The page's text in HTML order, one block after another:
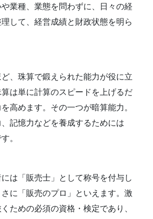
業種、業態を問わずに、日々の経
して、経営成績と財政状態を明ら
、珠算で鍛えられた能力が役に立
は単に計算のスピードを上げるだ
高めます。その一つが暗算能力。
記憶力などを養成するためには
。
は「販売士」として称号を付与し
に「販売のプロ」といえます。激
ための必須の資格・検定であり、